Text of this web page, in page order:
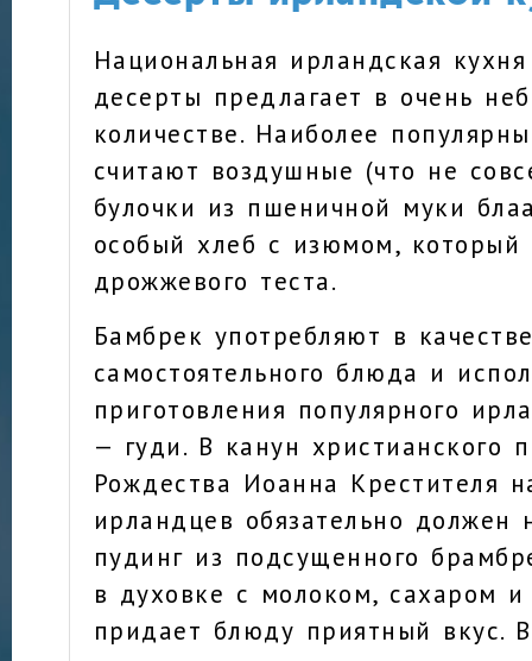
Национальная ирландская кухня
десерты предлагает в очень
количестве. Наиболее
считают воздушные (что не
булочки из пшеничной муки
особый хлеб с изюмом, который
дрожжевого теста.
Бамбрек употребляют в
самостоятельного блюда и
приготовления популярного
— гуди. В канун христианского
Рождества Иоанна Крестителя
ирландцев обязательно должен
пудинг из подсущенного
в духовке с молоком, сахаром и
придает блюду приятный вкус.